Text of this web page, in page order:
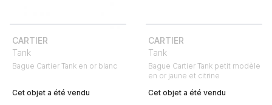
CARTIER
Tank
Bague Cartier Tank en or blanc
Cet objet a été vendu
CARTIER
Tank
Bague Cartier Tank petit modèle
en or jaune et citrine
Cet objet a été vendu